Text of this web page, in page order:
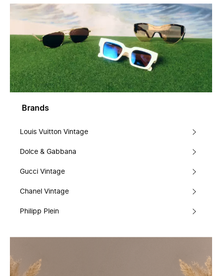
Brands
Louis Vuitton Vintage
Dolce & Gabbana
Gucci Vintage
Chanel Vintage
Philipp Plein